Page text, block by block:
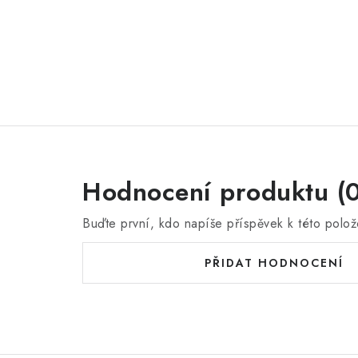
Hodnocení produktu
Buďte první, kdo napíše příspěvek k této
PŘIDAT HODNOCENÍ